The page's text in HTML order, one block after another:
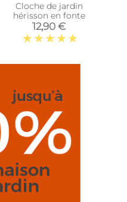
Cloche de jardin
hérisson en fonte
12,90 €